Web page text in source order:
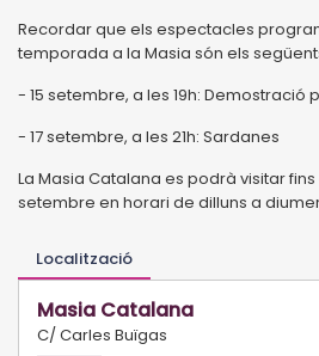
Recordar que els espectacles
temporada a la Masia són els
- 15 setembre, a les 19h: Demostració
- 17 setembre, a les 21h: Sardanes
La Masia Catalana es podrà visitar
setembre en horari de dilluns a
Localització
Masia Catalana
C/ Carles Buïgas